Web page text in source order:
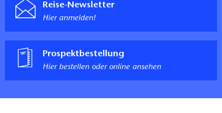
Reise-Newsletter
Hier anmelden!
Prospektbestellung
Hier bestellen oder online ansehen